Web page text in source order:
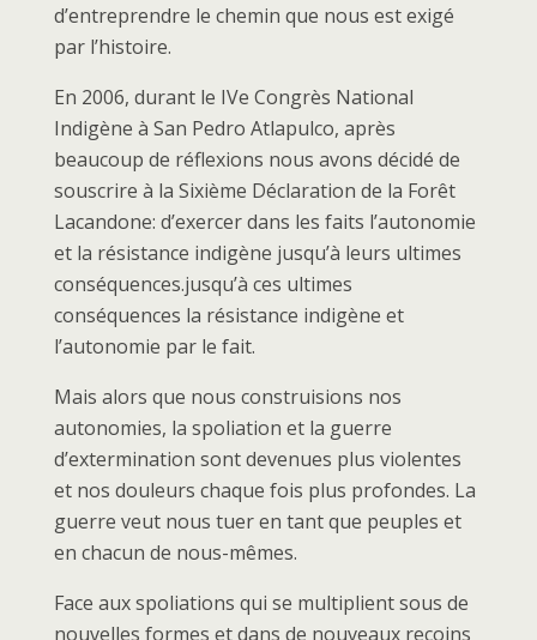
d’entreprendre le chemin que nous est exigé
par l’histoire.
En 2006, durant le IVe Congrès National
Indigène à San Pedro Atlapulco, après
beaucoup de réflexions nous avons décidé de
souscrire à la Sixième Déclaration de la Forêt
Lacandone: d’exercer dans les faits l’autonomie
et la résistance indigène jusqu’à leurs ultimes
conséquences.jusqu’à ces ultimes
conséquences la résistance indigène et
l’autonomie par le fait.
Mais alors que nous construisions nos
autonomies, la spoliation et la guerre
d’extermination sont devenues plus violentes
et nos douleurs chaque fois plus profondes. La
guerre veut nous tuer en tant que peuples et
en chacun de nous-mêmes.
Face aux spoliations qui se multiplient sous de
nouvelles formes et dans de nouveaux recoins